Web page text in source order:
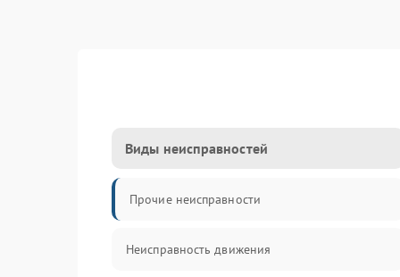
Виды неисправностей
Прочие неисправности
Неисправность движения